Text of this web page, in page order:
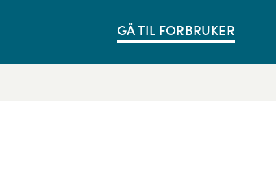
GÅ TIL FORBRUKER